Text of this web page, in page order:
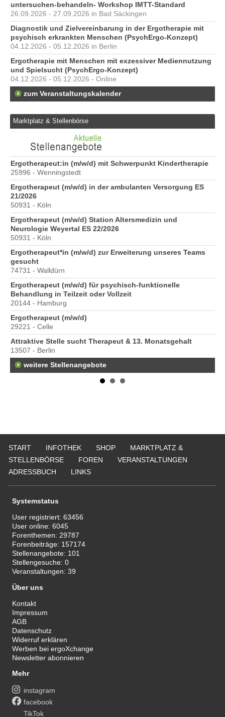
untersuchen-behandeln- Workshop IMTT-Standard
26.09.2026 - 27.09.2026 in Bad Säckingen
Diagnostik und Zielvereinbarung in der Ergotherapie mit
psychisch erkrankten Menschen (PsychErgo-Konzept)
04.12.2026 - 05.12.2026 in Berlin
Ergotherapie mit Menschen mit exzessiver Mediennutzung
und Spielsucht (PsychErgo-Konzept)
04.12.2026 - 05.12.2026 - Online
zum Veranstaltungskalender
Marktplatz & Stellenbörse
Ergotherapeut:in (m/w/d) mit Schwerpunkt Kindertherapie
25996 - Wenningstedt
Ergotherapeut (m/w/d) in der ambulanten Versorgung ES
21/2026
50931 - Köln
Ergotherapeut (m/w/d) Station Altersmedizin und
Neurologie Weyertal ES 22/2026
50931 - Köln
Ergotherapeut*in (m/w/d) zur Erweiterung unseres Teams
gesucht
74731 - Walldürn
Ergotherapeut (m/w/d) für psychisch-funktionelle
Behandlung in Teilzeit oder Vollzeit
20144 - Hamburg
Ergotherapeut (m/w/d)
29221 - Celle
Attraktive Stelle sucht Therapeut & 13. Monatsgehalt
13507 - Berlin
weitere Stellenangebote
START INFOTHEK SHOP
MARKTPLATZ &
STELLENBÖRSE
FOREN
VERANSTALTUNGEN
ADRESSBUCH
LINKS
Systemstatus
User registriert:63456
User online:6045
Forenthemen: 29787
Forenbeiträge: 157174
Stellenangebote: 101
Stellengesuche:0
Veranstaltungen:39
Über uns
Kontakt
Impressum
AGB
Datenschutz
Widerruf erklären
Werben bei ergoXchange
Newsletter abonnieren
Mehr
instagram
facebook
TikTok